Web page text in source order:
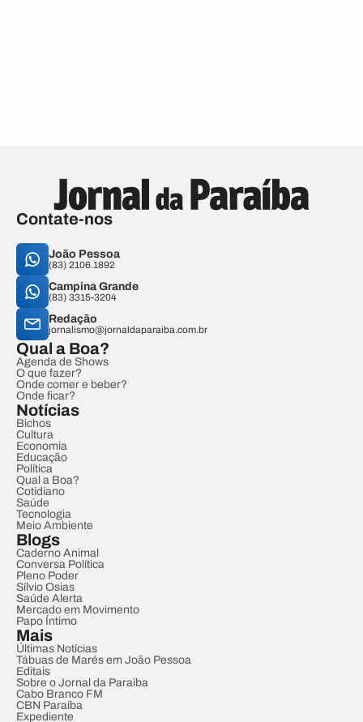
Contate-nos
João Pessoa
(83) 2106.1892
Campina Grande
(83) 3315-3204
Redação
jornalismo@jornaldaparaiba.com.br
Qual a Boa?
Agenda de Shows
O que fazer?
Onde comer e beber?
Onde ficar?
Notícias
Bichos
Cultura
Economia
Educação
Política
Qual a Boa?
Cotidiano
Saúde
Tecnologia
Meio Ambiente
Blogs
Caderno Animal
Conversa Política
Pleno Poder
Sílvio Osias
Saúde Alerta
Mercado em Movimento
Papo Íntimo
Mais
Últimas Notícias
Tábuas de Marés em João Pessoa
Editais
Sobre o Jornal da Paraíba
Cabo Branco FM
CBN Paraíba
Expediente